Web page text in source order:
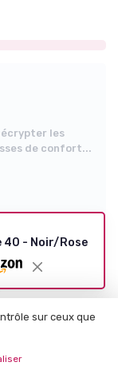
40 - Noir/Rose
les
de confort...
les promesses de
marques de
: ce qui compte
sur ceux que